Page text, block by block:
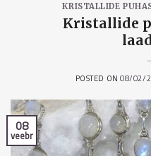
KRISTALLIDE
Kristallide
POSTED ON08/02/
08
veebr